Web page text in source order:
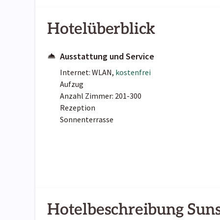
Hotelüberblick
Ausstattung und Service
Internet: WLAN, kostenfrei
Aufzug
Anzahl Zimmer: 201-300
Rezeption
Sonnenterrasse
Hotelbeschreibung